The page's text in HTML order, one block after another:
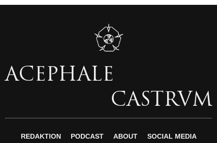
ACEPHALE
CASTRVM
REDAKTION PODCAST ABOUT SOCIAL MEDIA